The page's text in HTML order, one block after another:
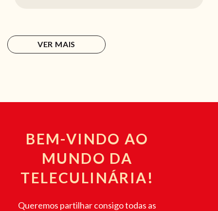
VER MAIS
BEM-VINDO AO
MUNDO DA
TELECULINÁRIA!
Queremos partilhar consigo todas as